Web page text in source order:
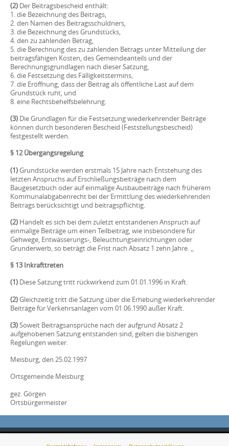
(2) Der Beitragsbescheid enthält:
1. die Bezeichnung des Beitrags,
2. den Namen des Beitragsschuldners,
3. die Bezeichnung des Grundstücks,
4. den zu zahlenden Betrag,
5. die Berechnung des zu zahlenden Betrags unter Mitteilung der
beitragsfähigen Kosten, des Gemeindeanteils und der
Berechnungsgrundlagen nach dieser Satzung,
6. die Festsetzung des Fälligkeitstermins,
7. die Eröffnung, dass der Beitrag als öffentliche Last auf dem
Grundstück ruht, und
8. eine Rechtsbehelfsbelehrung.
(3) Die Grundlagen für die Festsetzung wiederkehrender Beiträge
können durch besonderen Bescheid (Feststellungsbescheid)
festgestellt werden.
§ 12 Übergangsregelung
(1)Grundstücke werden erstmals 15 Jahre nach Entstehung des
letzten Anspruchs auf Erschließungsbeiträge nach dem
Baugesetzbuch oder auf einmalige Ausbaubeiträge nach früherem
Kommunalabgabenrecht bei der Ermittlung des wiederkehrenden
Beitrags berücksichtigt und beitragspflichtig.
(2) Handelt es sich bei dem zuletzt entstandenen Anspruch auf
einmalige Beiträge um einen Teilbeitrag, wie insbesondere für
Gehwege, Entwässerungs-, Beleuchtungseinrichtungen oder
Grunderwerb, so beträgt die Frist nach Absatz 1 zehn Jahre. ,,
§ 13 Inkrafttreten
(1) Diese Satzung tritt rückwirkend zum 01.01.1996 in Kraft.
(2)Gleichzeitig tritt die Satzung über die Erhebung wiederkehrender
Beiträge für Verkehrsanlagen vom 01.06.1990 außer Kraft.
(3)Soweit Beitragsansprüche nach der aufgrund Absatz 2
aufgehobenen Satzung entstanden sind, gelten die bisherigen
Regelungen weiter.
Meisburg, den 25.02.1997
Ortsgemeinde Meisburg
gez. Görgen
Ortsbürgermeister